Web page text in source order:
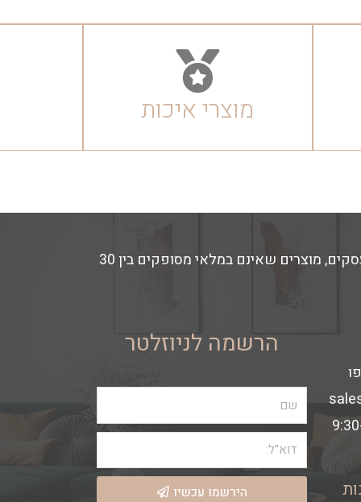
מוצרי איכות
זמני האספקה משתנים בהתאם למלאי החנות- מוצרים הקיימים במלאי מסופקים באספקה מהירה עד 14 ימי עסקים, מוצרים שאינם במלאי מסופקים בין 30
הרשמה לניוזלטר
הירשמו עכשיו